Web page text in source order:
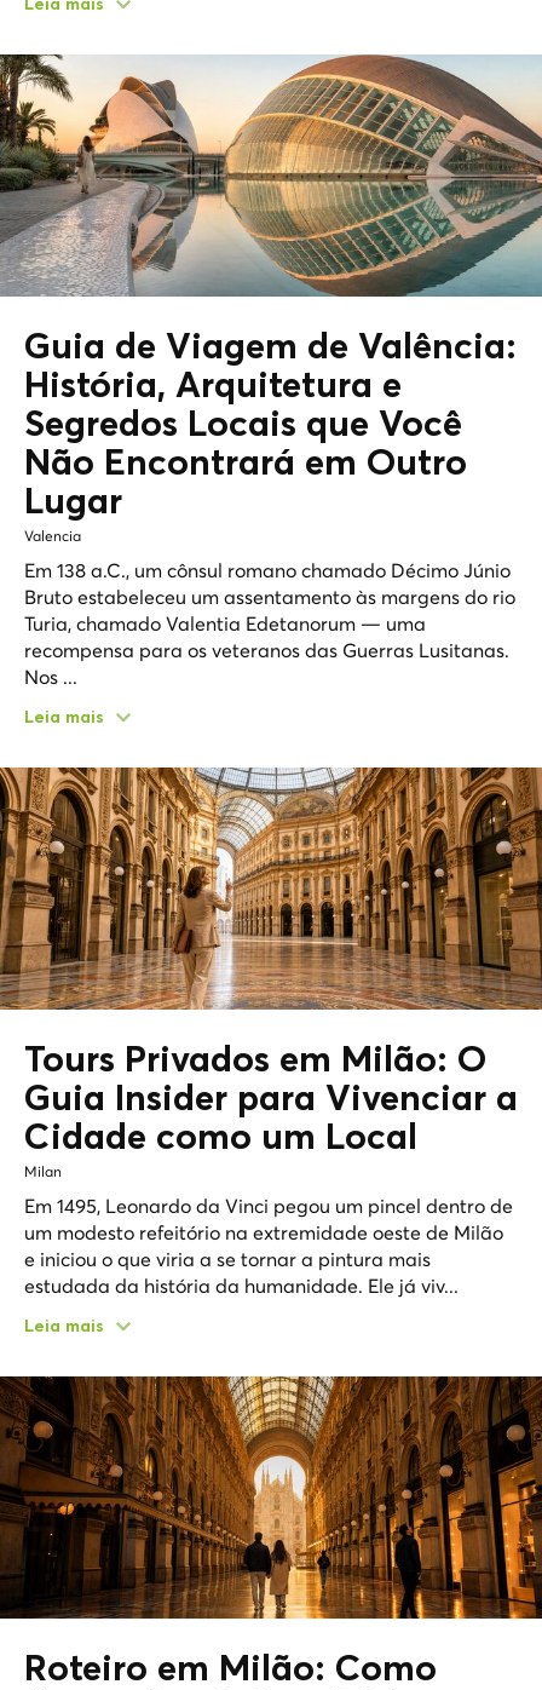
Leia mais
Guia de Viagem de Valência:
História, Arquitetura e
Segredos Locais que Você
Não Encontrará em Outro
Lugar
Valencia
Em 138 a.C., um cônsul romano chamado Décimo Júnio
Bruto estabeleceu um assentamento às margens do rio
Turia, chamado Valentia Edetanorum — uma
recompensa para os veteranos das Guerras Lusitanas.
Nos ...
Leia mais
Tours Privados em Milão: O
Guia Insider para Vivenciar a
Cidade como um Local
Milan
Em 1495, Leonardo da Vinci pegou um pincel dentro de
um modesto refeitório na extremidade oeste de Milão
e iniciou o que viria a se tornar a pintura mais
estudada da história da humanidade. Ele já viv...
Leia mais
Roteiro em Milão: Como